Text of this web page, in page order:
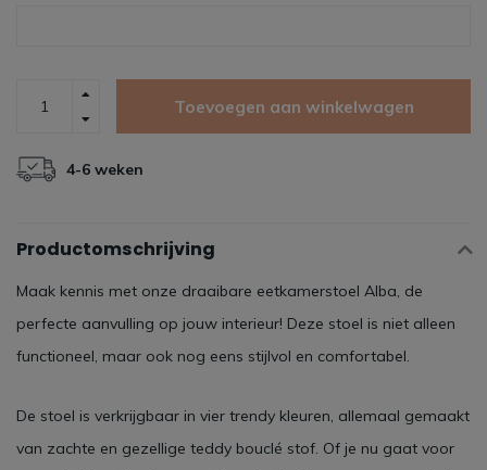
Toevoegen aan winkelwagen
4-6 weken
Productomschrijving
Maak kennis met onze draaibare eetkamerstoel Alba, de
perfecte aanvulling op jouw interieur! Deze stoel is niet alleen
functioneel, maar ook nog eens stijlvol en comfortabel.
De stoel is verkrijgbaar in vier trendy kleuren, allemaal gemaakt
van zachte en gezellige teddy bouclé stof. Of je nu gaat voor